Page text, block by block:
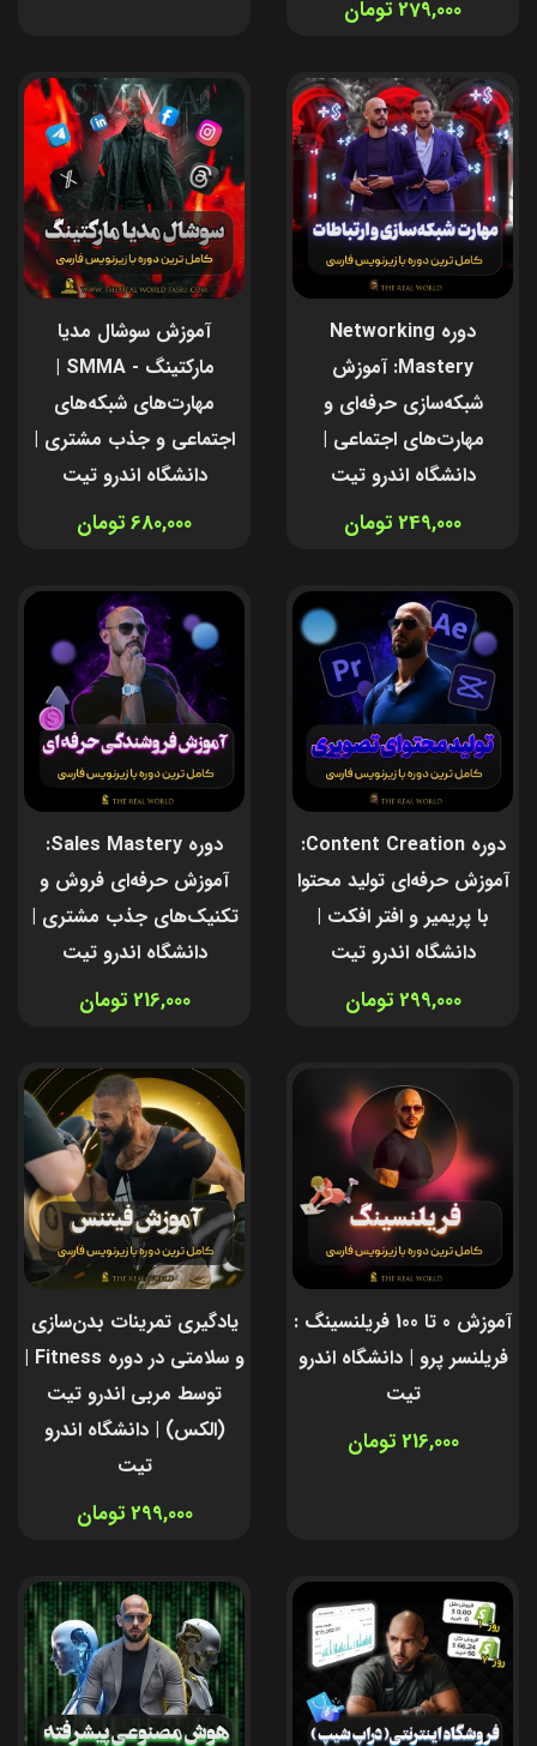
279,000 تومان
دوره Networking
Mastery: آموزش
شبکه‌سازی حرفه‌ای و
مهارت‌های اجتماعی |
دانشگاه اندرو تیت
249,000 تومان
آموزش سوشال مدیا
مارکتینگ - SMMA |
مهارت‌های شبکه‌های
اجتماعی و جذب مشتری |
دانشگاه اندرو تیت
680,000 تومان
دوره Content Creation:
آموزش حرفه‌ای تولید محتوا
با پریمیر و افتر افکت |
دانشگاه اندرو تیت
299,000 تومان
دوره Sales Mastery:
آموزش حرفه‌ای فروش و
تکنیک‌های جذب مشتری |
دانشگاه اندرو تیت
216,000 تومان
آموزش 0 تا 100 فریلنسینگ :
فریلنسر پرو | دانشگاه اندرو
تیت
216,000 تومان
یادگیری تمرینات بدن‌سازی
و سلامتی در دوره Fitness |
توسط مربی اندرو تیت
(الکس) | دانشگاه اندرو
تیت
299,000 تومان